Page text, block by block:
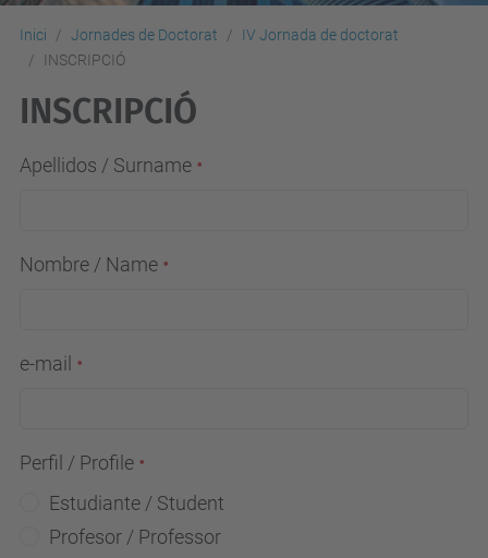
Inici Jornades de Doctorat
IV Jornada de doctorat
INSCRIPCIÓ
INSCRIPCIÓ
Apellidos / Surname
Nombre / Name
e-mail
Perfil / Profile
Estudiante / Student
Profesor / Professor